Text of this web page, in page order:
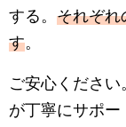
する。 それぞれ
す。
ご安心くださ
が丁寧にサポ